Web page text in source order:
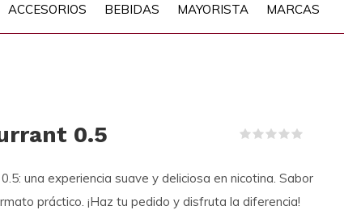
ACCESORIOS BEBIDAS MAYORISTA MARCAS
0.5
una experiencia suave y deliciosa en nicotina. Sabor
práctico. ¡Haz tu pedido y disfruta la diferencia!